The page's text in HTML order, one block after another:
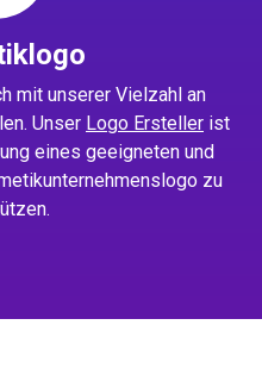
mit unserer Vielzahl an
Unser Logo Ersteller ist
eines geeigneten und
zu